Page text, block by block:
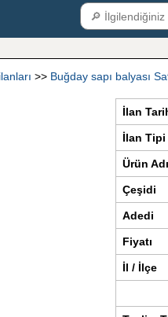
>> Buğday sapı balyası
İlan
İlan Tipi
Ürün Adı
Çeşidi
Adedi
Fiyatı
İl / İlçe